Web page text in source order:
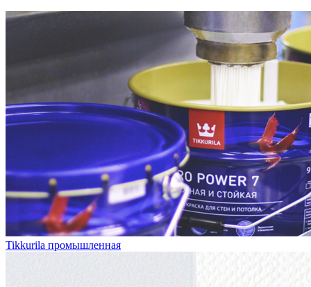
Tikkurila промышленная